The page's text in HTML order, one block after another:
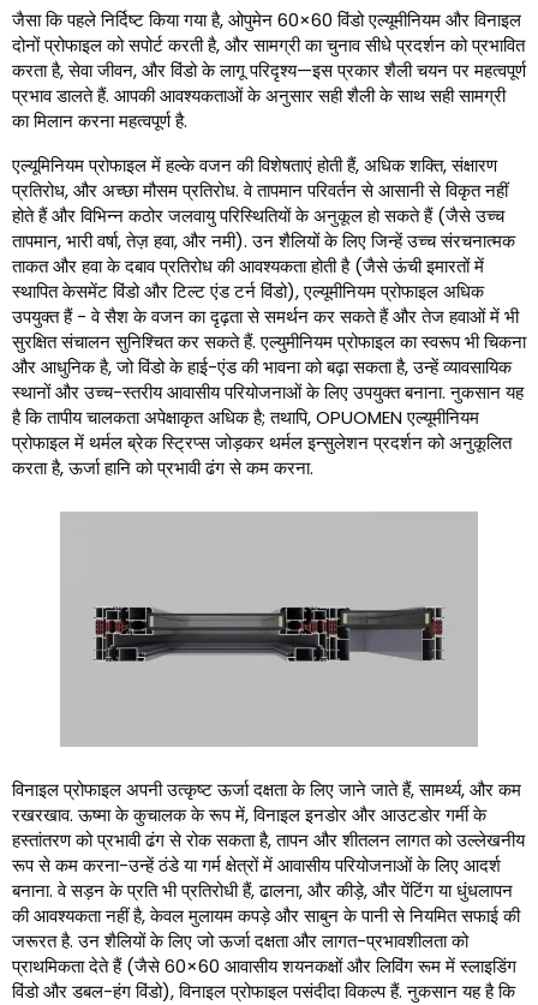
जैसा कि पहले निर्दिष्ट किया गया है, ओपुमेन 60×60 विंडो एल्यूमीनियम और विनाइल
दोनों प्रोफाइल को सपोर्ट करती है, और सामग्री का चुनाव सीधे प्रदर्शन को प्रभावित
करता है, सेवा जीवन, और विंडो के लागू परिदृश्य—इस प्रकार शैली चयन पर महत्वपूर्ण
प्रभाव डालते हैं. आपकी आवश्यकताओं के अनुसार सही शैली के साथ सही सामग्री
का मिलान करना महत्वपूर्ण है.
एल्यूमिनियम प्रोफाइल में हल्के वजन की विशेषताएं होती हैं, अधिक शक्ति, संक्षारण
प्रतिरोध, और अच्छा मौसम प्रतिरोध. वे तापमान परिवर्तन से आसानी से विकृत नहीं
होते हैं और विभिन्न कठोर जलवायु परिस्थितियों के अनुकूल हो सकते हैं (जैसे उच्च
तापमान, भारी वर्षा, तेज़ हवा, और नमी). उन शैलियों के लिए जिन्हें उच्च संरचनात्मक
ताकत और हवा के दबाव प्रतिरोध की आवश्यकता होती है (जैसे ऊंची इमारतों में
स्थापित केसमेंट विंडो और टिल्ट एंड टर्न विंडो), एल्यूमीनियम प्रोफाइल अधिक
उपयुक्त हैं - वे सैश के वजन का दृढ़ता से समर्थन कर सकते हैं और तेज हवाओं में भी
सुरक्षित संचालन सुनिश्चित कर सकते हैं. एल्युमीनियम प्रोफाइल का स्वरूप भी चिकना
और आधुनिक है, जो विंडो के हाई-एंड की भावना को बढ़ा सकता है, उन्हें व्यावसायिक
स्थानों और उच्च-स्तरीय आवासीय परियोजनाओं के लिए उपयुक्त बनाना. नुकसान यह
है कि तापीय चालकता अपेक्षाकृत अधिक है; तथापि, OPUOMEN एल्यूमीनियम
प्रोफाइल में थर्मल ब्रेक स्ट्रिप्स जोड़कर थर्मल इन्सुलेशन प्रदर्शन को अनुकूलित
करता है, ऊर्जा हानि को प्रभावी ढंग से कम करना.
विनाइल प्रोफाइल अपनी उत्कृष्ट ऊर्जा दक्षता के लिए जाने जाते हैं, सामर्थ्य, और कम
रखरखाव. ऊष्मा के कुचालक के रूप में, विनाइल इनडोर और आउटडोर गर्मी के
हस्तांतरण को प्रभावी ढंग से रोक सकता है, तापन और शीतलन लागत को उल्लेखनीय
रूप से कम करना-उन्हें ठंडे या गर्म क्षेत्रों में आवासीय परियोजनाओं के लिए आदर्श
बनाना. वे सड़न के प्रति भी प्रतिरोधी हैं, ढालना, और कीड़े, और पेंटिंग या धुंधलापन
की आवश्यकता नहीं है, केवल मुलायम कपड़े और साबुन के पानी से नियमित सफाई की
जरूरत है. उन शैलियों के लिए जो ऊर्जा दक्षता और लागत-प्रभावशीलता को
प्राथमिकता देते हैं (जैसे 60×60 आवासीय शयनकक्षों और लिविंग रूम में स्लाइडिंग
विंडो और डबल-हंग विंडो), विनाइल प्रोफाइल पसंदीदा विकल्प हैं. नुकसान यह है कि